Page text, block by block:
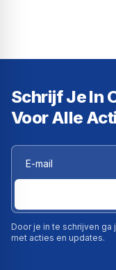
Schrijf Je In
Voor Alle
Door je in te schrijven
met acties en updates.